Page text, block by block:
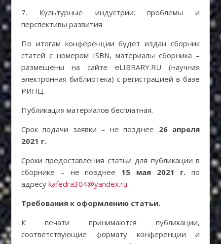
7. Культурные индустрии: проблемы и
перспективы развития.
По итогам конференции будет издан сборник
статей с номером ISBN, материалы сборника –
размещены на сайте еLIBRARY.RU (научная
электронная библиотека) с регистрацией в базе
РИНЦ.
Публикация материалов бесплатная.
Срок подачи заявки – не позднее 26 апреля
2021 г.
Сроки предоставления статьи для публикации в
сборнике – не позднее 15 мая 2021 г. по
адресу kafedra304@yandex.ru
Требования к оформлению статьи.
К печати принимаются публикации,
соответствующие формату конференции и